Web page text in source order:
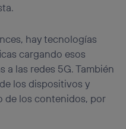
hay tecnologías
cargando esos
a las redes 5G. También
los dispositivos y
de los contenidos, por